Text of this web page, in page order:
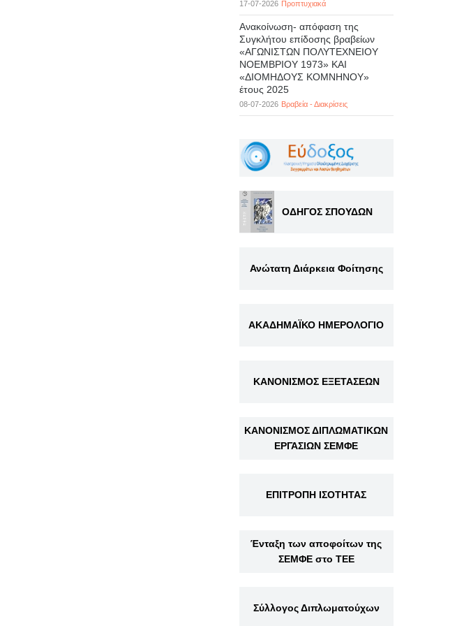
17-07-2026 Προπτυχιακά
Ανακοίνωση- απόφαση της
Συγκλήτου επίδοσης βραβείων
«ΑΓΩΝΙΣΤΩΝ ΠΟΛΥΤΕΧΝΕΙΟΥ
ΝΟΕΜΒΡΙΟΥ 1973» ΚΑΙ
«ΔΙΟΜΗΔΟΥΣ ΚΟΜΝΗΝΟΥ»
έτους 2025
08-07-2026 Βραβεία - Διακρίσεις
ΟΔΗΓΟΣ ΣΠΟΥΔΩΝ
Ανώτατη Διάρκεια Φοίτησης
ΑΚΑΔΗΜΑΪΚΟ ΗΜΕΡΟΛΟΓΙΟ
ΚΑΝΟΝΙΣΜΟΣ ΕΞΕΤΑΣΕΩΝ
ΚΑΝΟΝΙΣΜΟΣ ΔΙΠΛΩΜΑΤΙΚΩΝ
ΕΡΓΑΣΙΩΝ ΣΕΜΦΕ
ΕΠΙΤΡΟΠΗ ΙΣΟΤΗΤΑΣ
Ένταξη των αποφοίτων της
ΣΕΜΦΕ στο ΤΕΕ
Σύλλογος Διπλωματούχων